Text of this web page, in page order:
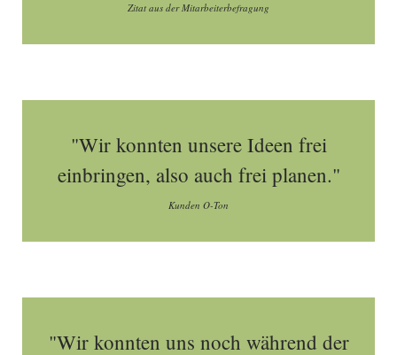
Zitat aus der Mitarbeiterbefragung
"Wir konnten unsere Ideen frei
einbringen, also auch frei planen."
Kunden O-Ton
"Wir konnten uns noch während der